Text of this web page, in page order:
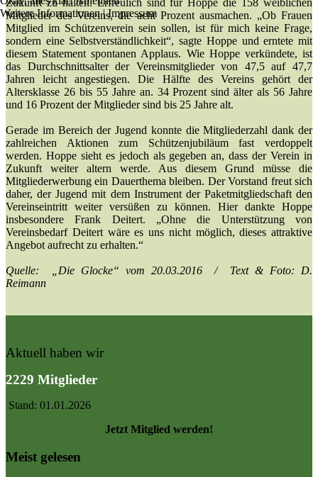
Mitglieder des Vereins, die acht Prozent ausmachen. „Ob Frauen
Mitglied im Schützenverein sein sollen, ist für mich keine Frage,
sondern eine Selbstverständlichkeit“, sagte Hoppe und erntete mit
diesem Statement spontanen Applaus. Wie Hoppe verkündete, ist
das Durchschnittsalter der Vereinsmitglieder von 47,5 auf 47,7
Jahren leicht angestiegen. Die Hälfte des Vereins gehört der
Altersklasse 26 bis 55 Jahre an. 34 Prozent sind älter als 56 Jahre
und 16 Prozent der Mitglieder sind bis 25 Jahre alt.
Gerade im Bereich der Jugend konnte die Mitgliederzahl dank der
zahlreichen Aktionen zum Schützenjubiläum fast verdoppelt
werden. Hoppe sieht es jedoch als gegeben an, dass der Verein in
Zukunft weiter altern werde. Aus diesem Grund müsse die
Mitgliederwerbung ein Dauerthema bleiben. Der Vorstand freut sich
daher, der Jugend mit dem Instrument der Paketmitgliedschaft den
Vereinseintritt weiter versüßen zu können. Hier dankte Hoppe
insbesondere Frank Deitert. „Ohne die Unterstützung von
Vereinsbedarf Deitert wäre es uns nicht möglich, dieses attraktive
Angebot aufrecht zu erhalten.“
Quelle: „Die Glocke“ vom 20.03.2016 / Text & Foto: D.
Reimann
Aktuell haben wir
2229 Mitglieder
Stand: 01.01.2026
Jetzt Mitglied werden!
Meist gelesen
Weitere Informationen|Impressum